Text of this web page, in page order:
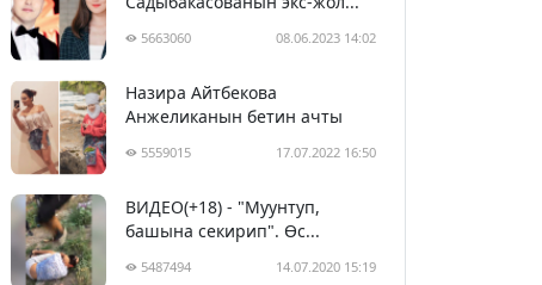
5663060 08.06.2023 14:02
Назира Айтбекова
Анжеликанын бетин ачты
5559015 17.07.2022 16:50
ВИДЕО(+18) - "Муунтуп,
башына секирип". Өс...
5487494 14.07.2020 15:19